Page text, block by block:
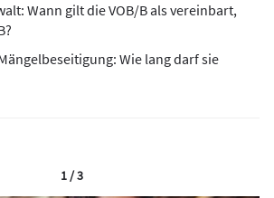
Wann gilt die VOB/B als vereinbart,
Wie lang darf sie
1 / 3